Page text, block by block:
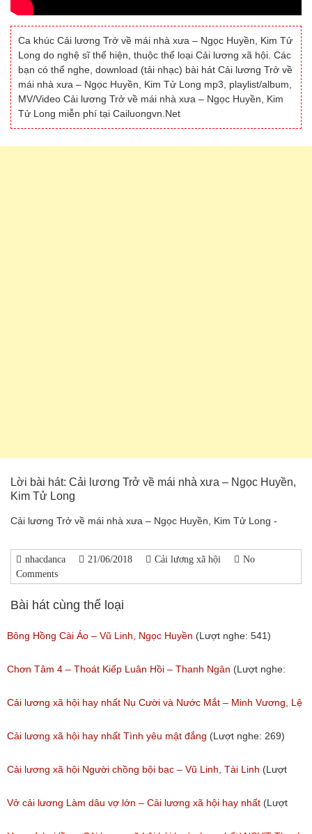
Ca khúc Cải lương Trở về mái nhà xưa – Ngọc Huyền, Kim Tử
Long do nghệ sĩ thể hiện, thuộc thể loại Cải lương xã hội. Các
bạn có thể nghe, download (tải nhạc) bài hát Cải lương Trở về
mái nhà xưa – Ngọc Huyền, Kim Tử Long mp3, playlist/album,
MV/Video Cải lương Trở về mái nhà xưa – Ngọc Huyền, Kim
Tử Long miễn phí tại Cailuongvn.Net
Lời bài hát: Cải lương Trở về mái nhà xưa – Ngọc Huyền,
Kim Tử Long
Cải lương Trở về mái nhà xưa – Ngọc Huyền, Kim Tử Long -
nhacdanca 21/06/2018 Cải lương xã hội
No
Comments
Bài hát cùng thể loại
Bông Hồng Cài Áo – Vũ Linh, Ngọc Huyền (Lượt nghe: 541)
Chơn Tâm 4 – Thoát Kiếp Luân Hồi – Thanh Ngân (Lượt nghe:
267)
Cải lương xã hội hay nhất Nụ Cười và Nước Mắt – Minh Vương, Lệ
Thủy
(Lượt nghe: 776)
Cải lương xã hội hay nhất Tình yêu mật đắng (Lượt nghe: 269)
Cải lương xã hội Người chồng bội bạc – Vũ Linh, Tài Linh (Lượt
nghe: 473)
Vở cải lương Làm dâu vợ lớn – Cải lương xã hội hay nhất (Lượt